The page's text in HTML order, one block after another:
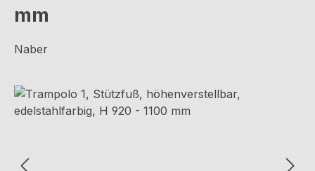
mm
Naber
Bildergalerie überspringen